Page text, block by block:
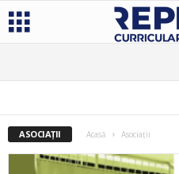
ASOCIAȚII Acasă Asociații